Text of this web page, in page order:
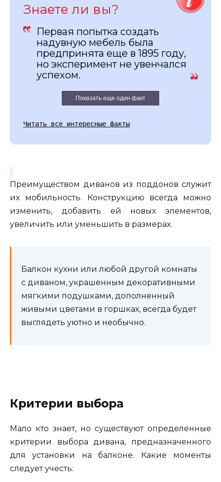
Знаете ли вы?
Первая попытка создать
надувную мебель была
предпринята еще в 1895 году,
но эксперимент не увенчался
успехом.
Показать еще один факт
Читать все интересные факты
Преимуществом диванов из поддонов служит
их мобильность. Конструкцию всегда можно
изменить, добавить ей новых элементов,
увеличить или уменьшить в размерах.
Балкон кухни или любой другой комнаты
с диваном, украшенным декоративными
мягкими подушками, дополненный
живыми цветами в горшках, всегда будет
выглядеть уютно и необычно.
Критерии выбора
Мало кто знает, но существуют определенные
критерии выбора дивана, предназначенного
для установки на балконе. Какие моменты
следует учесть: